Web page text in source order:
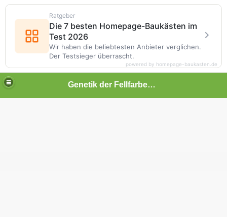
Genetik der Fellfarben beim Hund
Ratgeber
Die 7 besten Homepage-Baukästen im
Test 2026
Wir haben die beliebtesten Anbieter verglichen.
Der Testsieger überrascht.
powered by homepage-baukasten.de